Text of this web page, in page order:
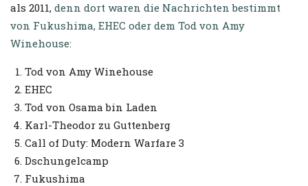
als 2011, denn dort waren die Nachrichten bestimmt
von Fukushima, EHEC oder dem Tod von Amy
Winehouse:
Tod von Amy Winehouse
EHEC
Tod von Osama bin Laden
Karl-Theodor zu Guttenberg
Call of Duty: Modern Warfare 3
Dschungelcamp
Fukushima